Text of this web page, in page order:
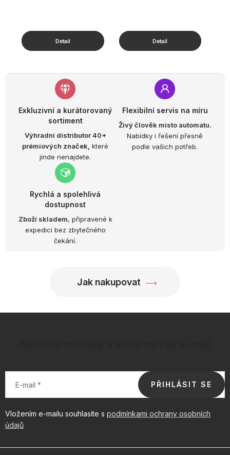
Exkluzivní a kurátorovaný
sortiment
Výhradní distributor 40+
prémiových značek, které
jinde nenajdete.
Flexibilní servis na míru
Živý člověk místo automatu.
Nabídky i řešení přesně
podle vašich potřeb.
Rychlá a spolehlivá
dostupnost
Zboží skladem, připravené k
expedici bez zbytečného
čekání.
Jak nakupovat
E-mail
Vložením e-mailu souhlasíte s podmínkami ochrany osobních
údajů
PŘIHLÁSIT SE
á